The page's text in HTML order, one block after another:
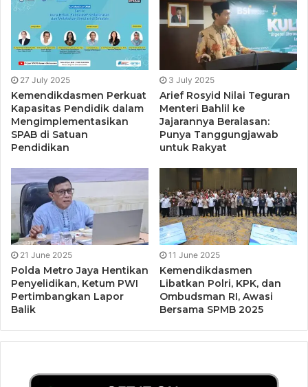
19 Juni s.d. 12 Agustus 2025.
“Kami mengajak seluruh guru yang memenuhi syarat tanpa
terkecuali, untuk segera mendaftarkan diri dan
memanfaatkan kesempatan ini,” ujar Dirjen Nunuk.
Secara umum persyaratan dan mekanisme seleksi
administrasi PPG bagi Guru Tertentu dengan melakukan
pemutakhiran data pada Data Pokok Pendidikan (Dapodik),
laman Info GTK, memilih bidang studi PPG dengan
menyesuaikan kualifikasi akademik S1/D-IV atau
berdasarkan bidang tugas, mata pelajaran, kelompok mata
pelajaran yang diampu, hal ini sesuai ketentuan regulasi
seleksi administrasi PPG bagi Guru Tertentu Tahun 2025.
Pelaksanaan program PPG bagi Guru Tertentu Tahun 2025
dilakukan secara bertahap dan dalam pelaksanaan
mandiri dan terstruktur melalui platform Ruang Guru
seluruh waktu yang telah ditentukan guna kesuksesan
27 July 2025
Kemendikdasmen Perkuat
Kapasitas Pendidik dalam
Mengimplementasikan
SPAB di Satuan
Pendidikan
3 July 2025
Arief Rosyid Nilai Teguran
Menteri Bahlil ke
Jajarannya Beralasan:
Punya Tanggungjawab
untuk Rakyat
21 June 2025
Polda Metro Jaya Hentikan
Penyelidikan, Ketum PWI
Pertimbangkan Lapor
Balik
11 June 2025
Kemendikdasmen
Libatkan Polri, KPK, dan
Ombudsman RI, Awasi
Bersama SPMB 2025